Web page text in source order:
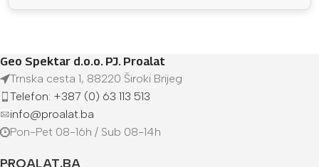
Geo Spektar d.o.o. PJ. Proalat
Trnska cesta 1, 88220 Široki Brijeg
Telefon: +387 (0) 63 113 513
info@proalat.ba
Pon-Pet 08-16h / Sub 08-14h
PROALAT.BA